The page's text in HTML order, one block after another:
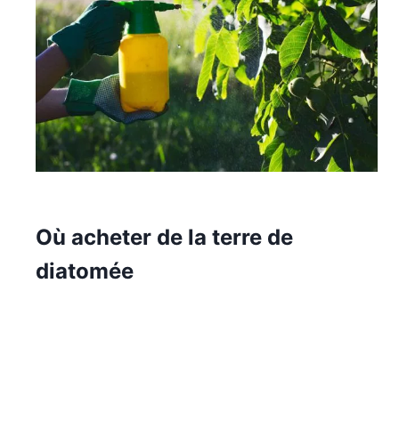
Où acheter de la terre de
diatomée